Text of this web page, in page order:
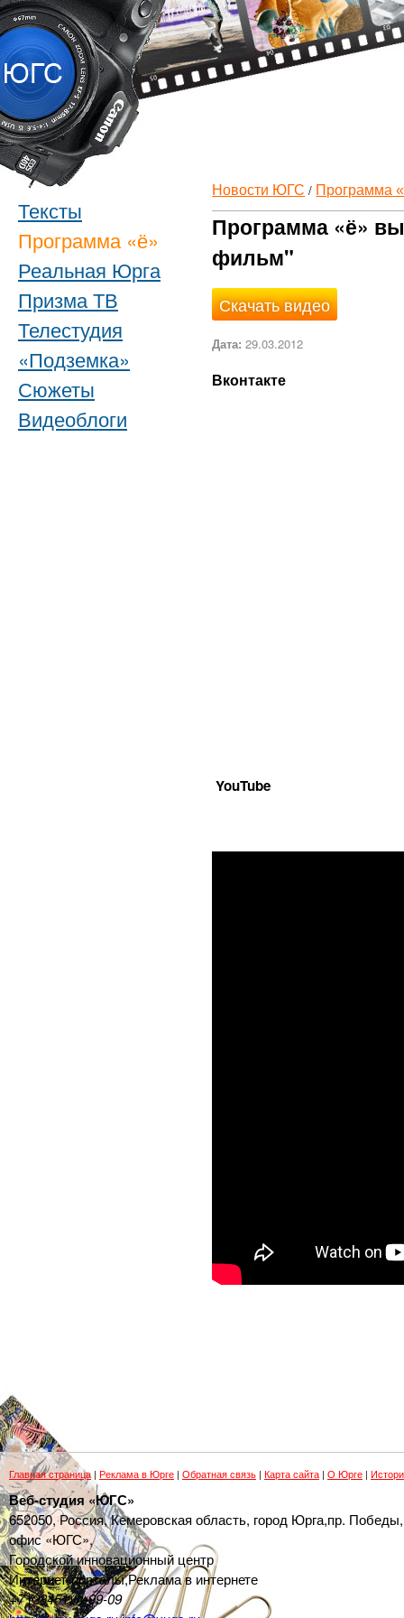
Тексты
Программа «ё»
Реальная Юрга
Призма ТВ
Телестудия
«Подземка»
Сюжеты
Видеоблоги
Новости ЮГС / Программа
Программа «ё»
фильм"
Скачать видео
Дата: 29.03.2012
Вконтакте
YouTube
Главная страница | Реклама в Юрге | Обратная связь | Карта сайта | О Юрге |
Веб-студия «ЮГС»
652050,Россия,Кемеровская область, город Юрга,пр.
офис «ЮГС»,
Городской инновационный центр
Интернет-порталы,Реклама в интернете
+7 (38451) 4-99-09